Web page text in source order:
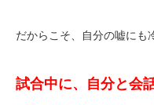
だからこそ、自分の嘘にも
試合中に、自分と会